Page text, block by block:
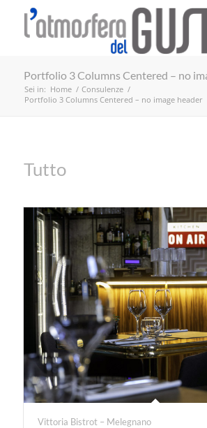
Portfolio 3 Columns Centered – no
Sei in: Home / Consulenze /
Portfolio 3 Columns Centered – no image header
Tutto
Vittoria Bistrot – Melegnano